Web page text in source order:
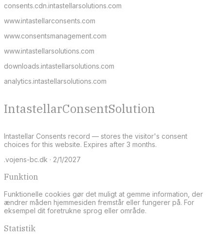
consents.cdn.intastellarsolutions.com
www.intastellarconsents.com
www.consentsmanagement.com
www.intastellarsolutions.com
downloads.intastellarsolutions.com
analytics.intastellarsolutions.com
IntastellarConsentSolution
Intastellar Consents record — stores the visitor's consent
choices for this website. Expires after 3 months.
.vojens-bc.dk · 2/1/2027
Funktion
Funktionelle cookies gør det muligt at gemme information, der
ændrer måden hjemmesiden fremstår eller fungerer på. For
eksempel dit foretrukne sprog eller område.
Statistik